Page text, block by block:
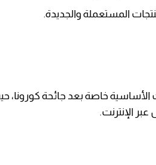
المستعملة والجديدة.
الأساسية خاصة بعد جائحة
الإنترنت.